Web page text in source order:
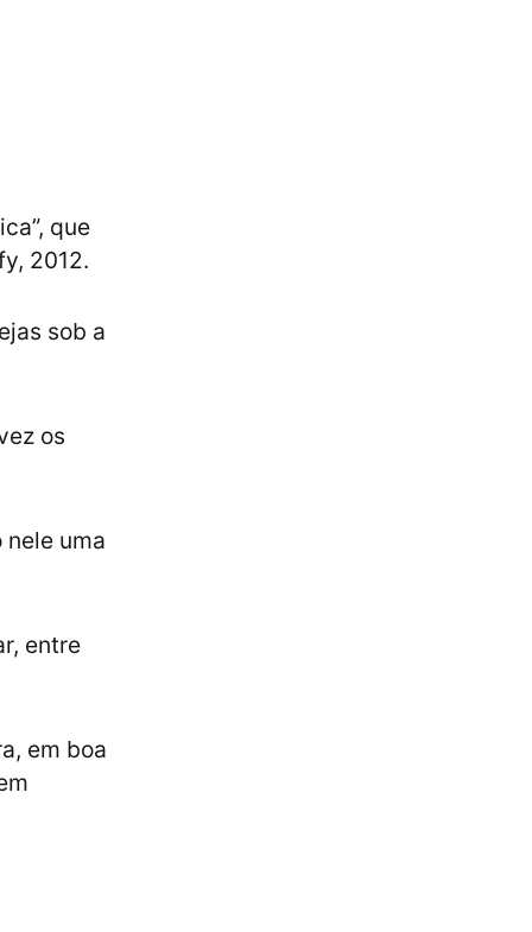
que
2012.
sob a
os
uma
entre
em boa